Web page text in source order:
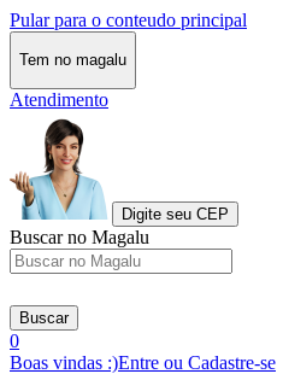
Pular para o conteudo principal
Tem no magalu
Atendimento
Digite seu CEP
Buscar no Magalu
Buscar
0
Boas vindas :)Entre ou Cadastre-se